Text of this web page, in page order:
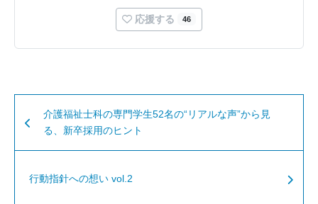
応援する 46
介護福祉士科の専門学生52名の“リアルな声”から見
る、新卒採用のヒント
行動指針への想い vol.2